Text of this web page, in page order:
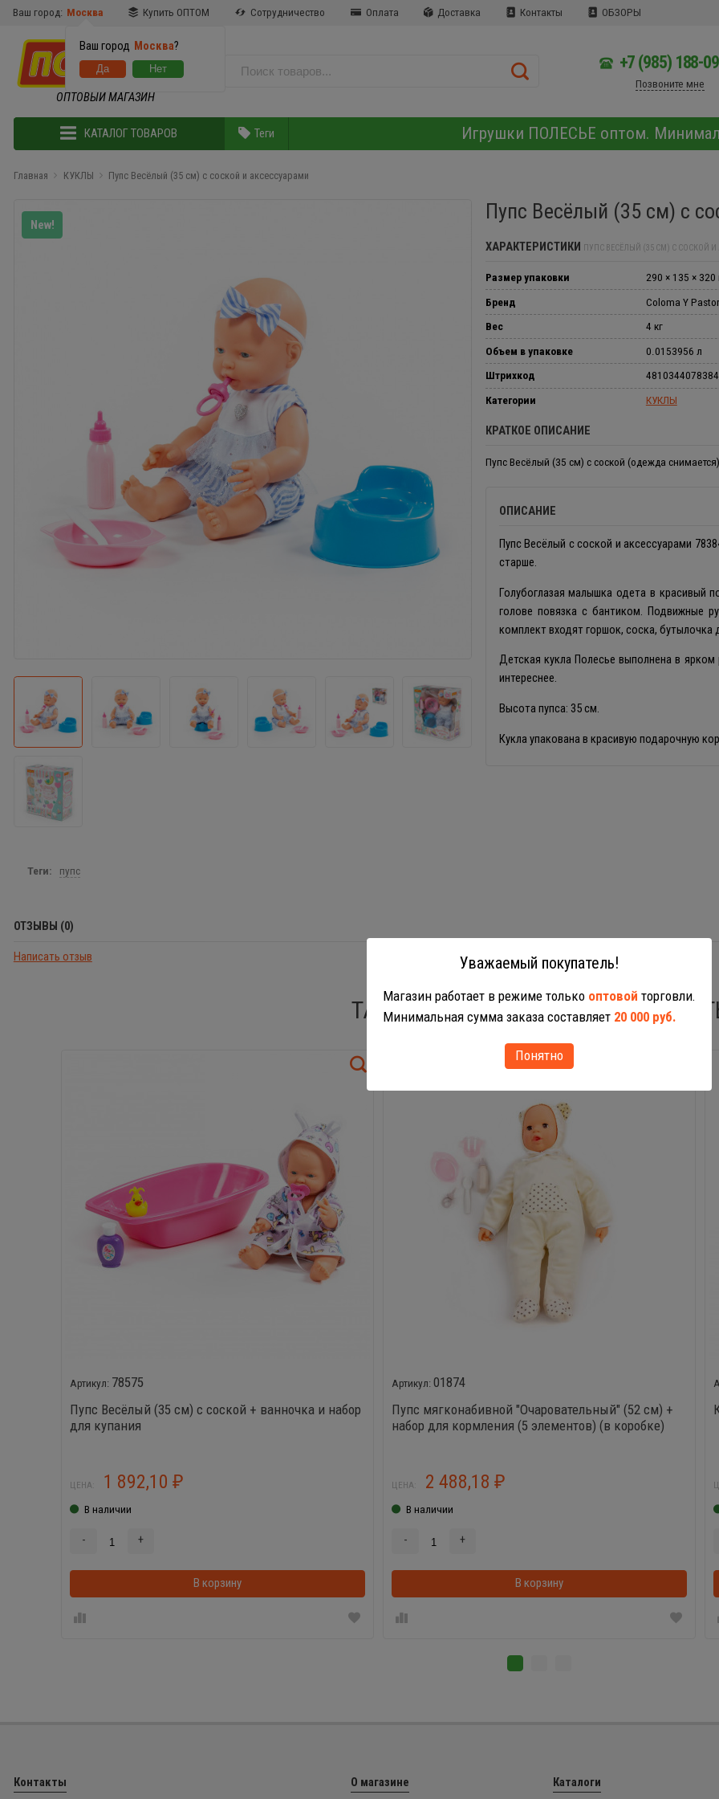
Ваш город: Москва
Ваш город Москва?
Купить ОПТОМ Сотрудничество Оплата Доставка Контакты ОБЗОРЫ
ОПТОВЫЙ МАГАЗИН
+7 (985) 188-
Позвоните мне
КАТАЛОГ ТОВАРОВ Теги Игрушки ПОЛЕСЬЕ оптом.
Главная КУКЛЫ Пупс Весёлый (35 см) с соской и аксессуарами
New!
Пупс Весёлый (35 см) с
ХАРАКТЕРИСТИКИ ПУПС ВЕСЁЛЫЙ (35 СМ) С СОСКОЙ
Размер упаковки
290 × 135 ×
Бренд
Coloma Y Pastor
Вес
4 кг
Объем в упаковке
0.0153956 л
Штрихкод
4810344078384
Категории
КУКЛЫ
КРАТКОЕ ОПИСАНИЕ
Пупс Весёлый (35 см) с соской (одежда
ОПИСАНИЕ
Пупс Весёлый с соской и аксессуарами
старше.
Голубоглазая малышка одета в красивый
голове повязка с бантиком. Подвижные
комплект входят горшок, соска, бутылочка
Детская кукла Полесье выполнена в
интереснее.
Высота пупса: 35 см.
Кукла упакована в красивую подарочную
Теги: пупс
ОТЗЫВЫ (0)
Написать отзыв
ТАКЖЕ ВАС МОГУТ
78575
Пупс Весёлый (35 см) с соской + ванночка и набор
для купания
ЦЕНА: 1 892,10 ₽
В наличии
- +
В корзину В корзинке
01874
Пупс мягконабивной "Очаровательный" (52 см) +
набор для кормления (5 элементов) (в коробке)
ЦЕНА: 2 488,18 ₽
В наличии
- +
В корзину
Контакты О магазине Каталоги
Уважаемый покупатель!
Магазин работает в режиме только оптовой торговли.
Минимальная сумма заказа составляет 20 000 руб.
Понятно